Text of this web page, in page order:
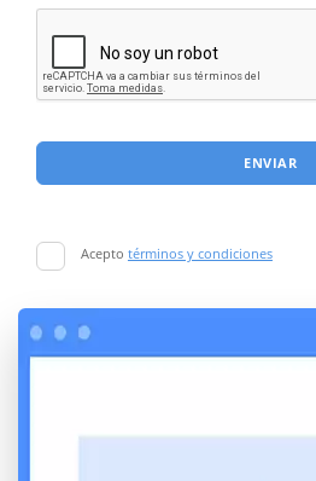
ENVIAR
Acepto términos y condiciones